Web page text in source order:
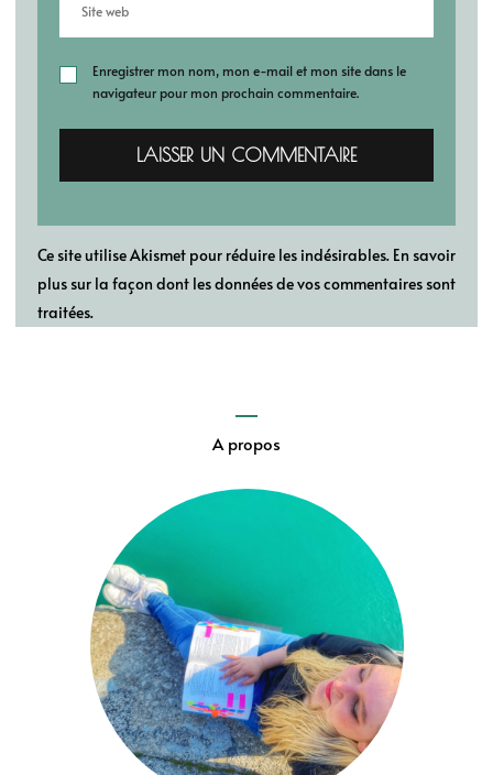
Enregistrer mon nom, mon e-mail et mon site dans le
navigateur pour mon prochain commentaire.
Ce site utilise Akismet pour réduire les indésirables. En savoir
plus sur la façon dont les données de vos commentaires sont
traitées.
A propos